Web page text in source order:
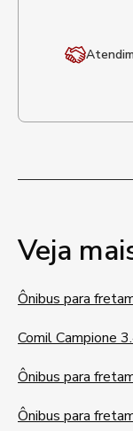
Veja
Ônibus para
Comil Campione
Ônibus para
Ônibus para